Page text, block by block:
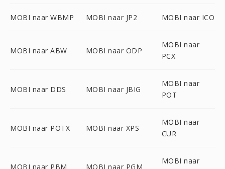
MOBI naar WBMP MOBI naar JP2 MOBI naar ICO
MOBI naar ABW MOBI naar ODP
MOBI naar
PCX
MOBI naar DDS MOBI naar JBIG
MOBI naar
POT
MOBI naar POTX MOBI naar XPS
MOBI naar
CUR
MOBI naar PBM MOBI naar PGM
MOBI naar